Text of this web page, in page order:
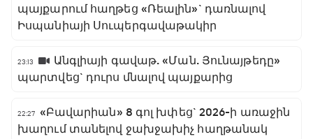
պայքարում հաղթեց «Ռեալին»` դառնալով
Իսպանիայի Սուպերգավաթակիր
23:13
Անգլիայի գավաթ. «Ման. Յունայթեդը»
պարտվեց` դուրս մնալով պայքարից
22:27 «Բավարիան» 8 գոլ խփեց` 2026-ի առաջին
խաղում տանելով ջախջախիչ հաղթանակ